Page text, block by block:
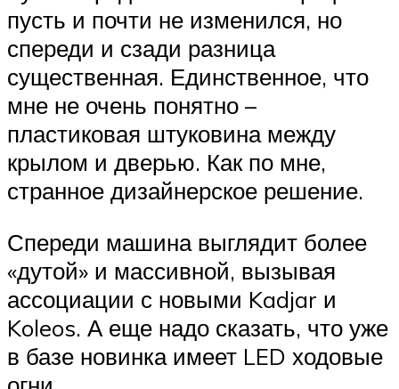
пусть и почти не изменился, но
спереди и сзади разница
существенная. Единственное, что
мне не очень понятно –
пластиковая штуковина между
крылом и дверью. Как по мне,
странное дизайнерское решение.
Спереди машина выглядит более
«дутой» и массивной, вызывая
ассоциации с новыми Kadjar и
Koleos. А еще надо сказать, что уже
в базе новинка имеет LED ходовые